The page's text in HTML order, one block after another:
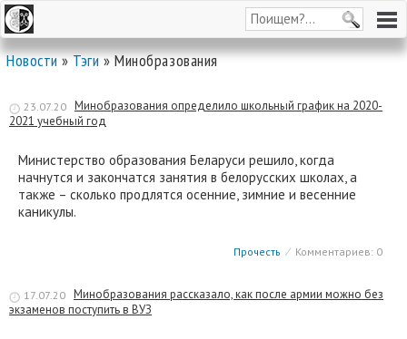
Новости»Тэги» Минобразования
23.07.20 Минобразования определило школьный график на 2020-
2021 учебный год
Министерство образования Беларуси решило, когда
начнутся и закончатся занятия в белорусских школах, а
также – сколько продлятся осенние, зимние и весенние
каникулы.
Прочесть ⁄ Комментариев: 0
17.07.20 Минобразования рассказало, как после армии можно без
экзаменов поступить в ВУЗ